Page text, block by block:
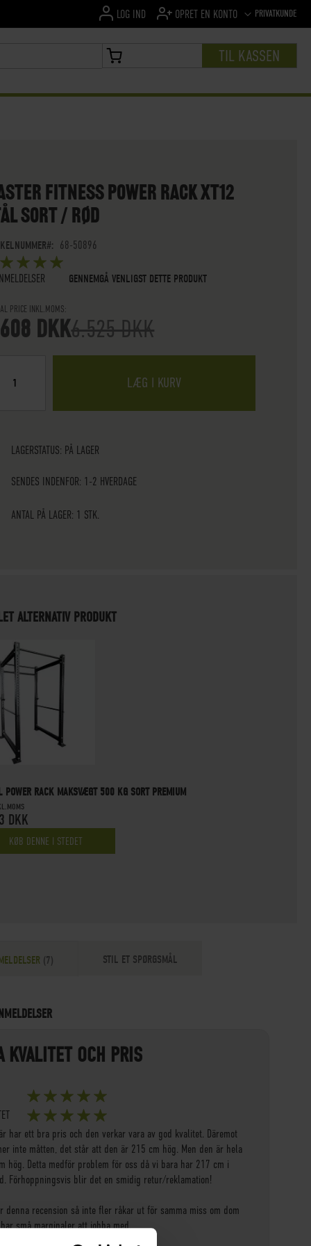
SPROGPRIVATKUNDE
LOG IND OPRET EN KONTO
MIN INDKØBSKURV TIL KASSEN
FITNESS POWER RACK XT12
SORT / RØD
68-50896
5
STARS GENNEMGÅ VENLIGST DETTE PRODUKT
PRICE INKL.MOMS
DKK6.525 DKK
LÆG I KURV
LAGERSTATUS: PÅ LAGER
SENDES INDENFOR: 1-2 HVERDAGE
ANTAL PÅ LAGER: 1 STK.
ALTERNATIV PRODUKT
POWER RACK MAKSVÆGT 500 KG SORT PREMIUM
DKK
KØB DENNE I STEDET
7
KVALITET OCH PRIS
100%
100%
har ett bra pris och den verkar vara av god kvalitet. Däremot
inte måtten, det står att den är 215 cm hög. Men den är hela
hög. Detta medför problem för oss då vi bara har 217 cm i
Förhoppningsvis blir det en smidig retur/reklamation!
denna recension så inte fler råkar ut för samma miss om dom
små marginaler att jobba med.
STIL ET SPØRGSMÅL